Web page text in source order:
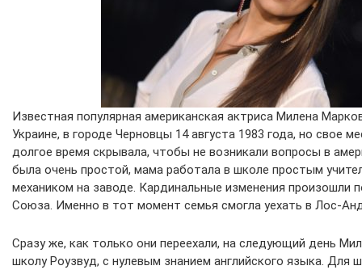
Известная популярная американская актриса Милена
Украине, в городе Черновцы 14 августа 1983 года, но свое
долгое время скрывала, чтобы не возникали вопросы в
была очень простой, мама работала в школе простым
механиком на заводе. Кардинальные изменения произошли
Союза. Именно в тот момент семья смогла уехать в Лос-
Сразу же, как только они переехали, на следующий день
школу Роузвуд, с нулевым знанием английского языка. Для